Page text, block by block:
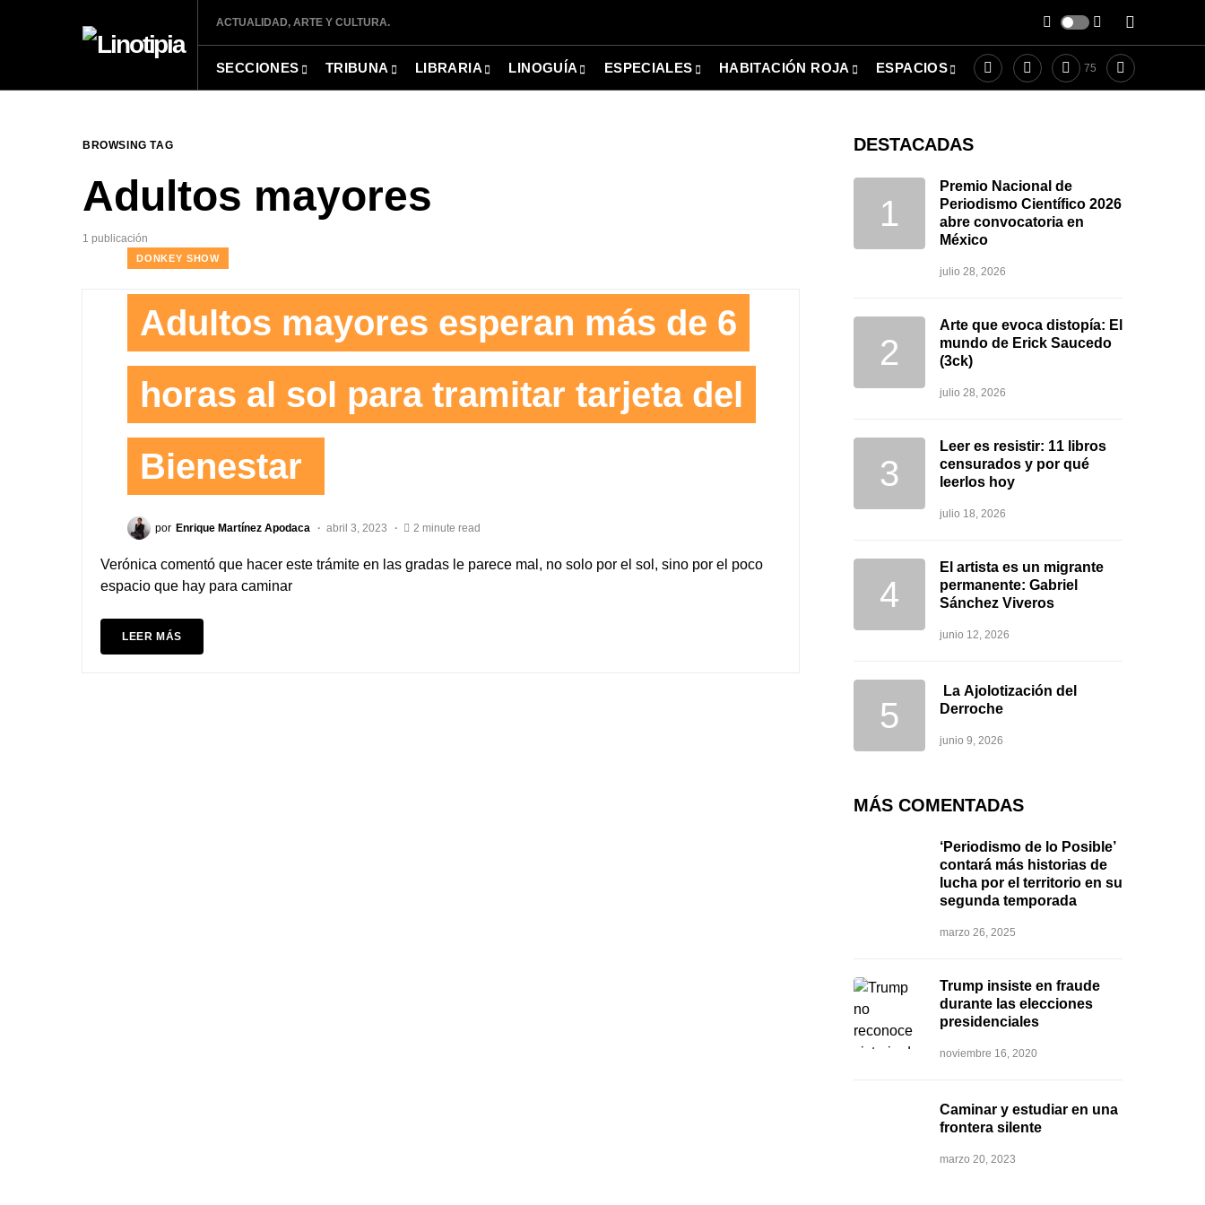
ACTUALIDAD, ARTE Y CULTURA.
SECCIONES TRIBUNA LIBRARIA LINOGUÍA ESPECIALES HABITACIÓN ROJA ESPACIOS 75
BROWSING TAG
Adultos mayores
1 publicación
DONKEY SHOW
Adultos mayores esperan más de 6
horas al sol para tramitar tarjeta del
Bienestar
por Enrique Martínez Apodaca abril 3, 2023 2 minute read
Verónica comentó que hacer este trámite en las gradas le parece mal, no solo por el sol, sino por el poco
espacio que hay para caminar
LEER MÁS
DESTACADAS
Premio Nacional de
Periodismo Científico 2026
abre convocatoria en
México
julio 28, 2026
Arte que evoca distopía: El
mundo de Erick Saucedo
(3ck)
julio 28, 2026
Leer es resistir: 11 libros
censurados y por qué
leerlos hoy
julio 18, 2026
El artista es un migrante
permanente: Gabriel
Sánchez Viveros
junio 12, 2026
La Ajolotización del
Derroche
junio 9, 2026
MÁS COMENTADAS
‘Periodismo de lo Posible’
contará más historias de
lucha por el territorio en su
segunda temporada
marzo 26, 2025
Trump insiste en fraude
durante las elecciones
presidenciales
noviembre 16, 2020
Caminar y estudiar en una
frontera silente
marzo 20, 2023